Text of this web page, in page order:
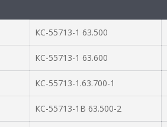
КС-55713-1 63.500
КС-55713-1 63.600
КС-55713-1.63.700-1
КС-55713-1В 63.500-2